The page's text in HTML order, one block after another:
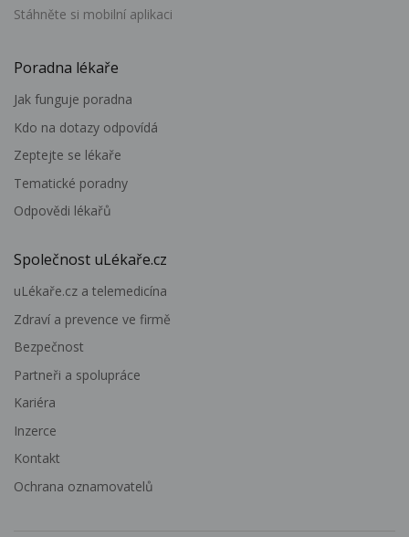
Stáhněte si mobilní aplikaci
Poradna lékaře
Jak funguje poradna
Kdo na dotazy odpovídá
Zeptejte se lékaře
Tematické poradny
Odpovědi lékařů
Společnost uLékaře.cz
uLékaře.cz a telemedicína
Zdraví a prevence ve firmě
Bezpečnost
Partneři a spolupráce
Kariéra
Inzerce
Kontakt
Ochrana oznamovatelů